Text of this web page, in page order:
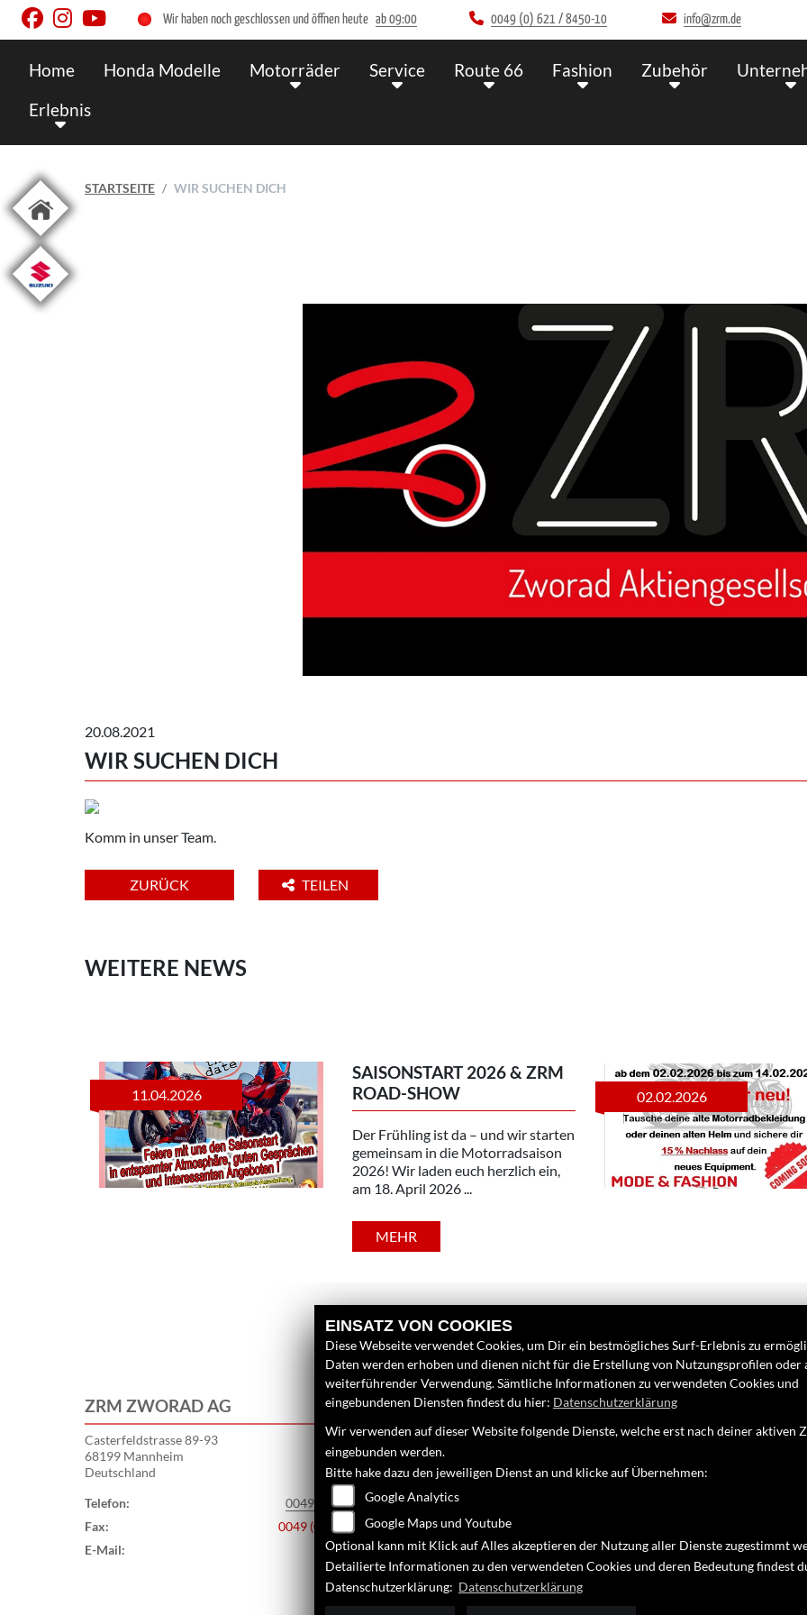
Wir haben noch geschlossen und öffnen heute ab 09:00 0049 (0) 621 / 8450-10 info@zrm.de
Home Honda Modelle Motorräder Service Route 66 Fashion Zubehör
Erlebnis
STARTSEITE WIR SUCHEN DICH
20.08.2021
WIR SUCHEN DICH
Komm in unser Team.
ZURÜCK TEILEN
WEITERE NEWS
11.04.2026
SAISONSTART 2026 & ZRM
ROAD-SHOW
Der Frühling ist da – und wir starten
gemeinsam in die Motorradsaison
2026! Wir laden euch herzlich ein,
am 18. April 2026 ...
MEHR
02.02.2026
ZRM ZWORAD AG
Casterfeldstrasse 89-93
68199 Mannheim
Deutschland
Telefon:
0049 (0) 621 / 8450-10
Fax:
0049 (0) 621 / 8450-112
E-Mail:
info@zrm.de
LINKS
Unternehmen
Google Maps
EINSATZ VON COOKIES
Diese Webseite verwendet Cookies, um Dir ein bestmögliches Surf-Erlebnis zu
Daten werden erhoben und dienen nicht für die Erstellung von Nutzungsprofilen oder
weiterführender Verwendung. Sämtliche Informationen zu verwendeten Cookies und
eingebundenen Diensten findest du hier: Datenschutzerklärung
Wir verwenden auf dieser Website folgende Dienste, welche erst nach deiner aktiven
eingebunden werden.
Bitte hake dazu den jeweiligen Dienst an und klicke auf Übernehmen:
Google Analytics
Google Maps und Youtube
Optional kann mit Klick auf Alles akzeptieren der Nutzung aller Dienste zugestimmt
Detailierte Informationen zu den verwendeten Cookies und deren Bedeutung findest
Datenschutzerklärung: Datenschutzerklärung